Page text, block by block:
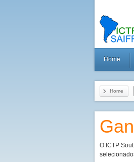
Home
Home
O ICTP